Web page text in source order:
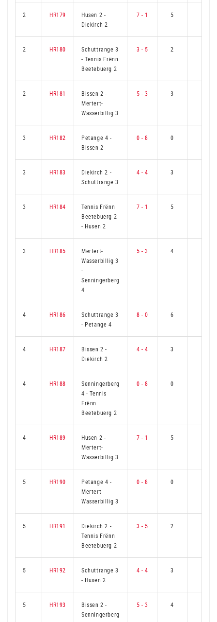
2 HR179 Husen 2 -
Diekirch 2
7 - 1 5
2 HR180
Schuttrange 3
-Tennis Frënn
Beetebuerg 2
3 - 5 2
2 HR181 Bissen 2-
Mertert-
Wasserbillig 3
5 - 3 3
3 HR182 Petange 4 -
Bissen 2
0 - 8 0
3 HR183 Diekirch 2 -
Schuttrange 3
4 - 4 3
3 HR184
Tennis Frënn
Beetebuerg 2
- Husen 2
7 - 1 5
3 HR185
Mertert-
Wasserbillig 3
-
Senningerberg
4
5 - 3 4
4 HR186
Schuttrange 3
- Petange 4
8 - 0 6
4 HR187 Bissen 2-
Diekirch 2
4 - 4 3
4 HR188
Senningerberg
4-Tennis
Frënn
Beetebuerg 2
0 - 8 0
4 HR189 Husen 2 -
Mertert-
Wasserbillig 3
7 - 1 5
5 HR190 Petange 4 -
Mertert-
Wasserbillig 3
0 - 8 0
5 HR191 Diekirch 2 -
Tennis Frënn
Beetebuerg 2
3 - 5 2
5 HR192
Schuttrange 3
- Husen 2
4 - 4 3
5 HR193 Bissen 2-
Senningerberg
5 - 3 4